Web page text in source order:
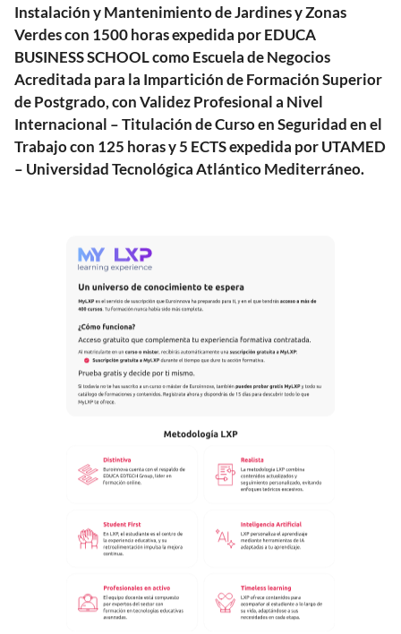
Instalación y Mantenimiento de Jardines y Zonas
Verdes con 1500 horas expedida por EDUCA
BUSINESS SCHOOL como Escuela de Negocios
Acreditada para la Impartición de Formación Superior
de Postgrado, con Validez Profesional a Nivel
Internacional – Titulación de Curso en Seguridad en el
Trabajo con 125 horas y 5 ECTS expedida por UTAMED
– Universidad Tecnológica Atlántico Mediterráneo.